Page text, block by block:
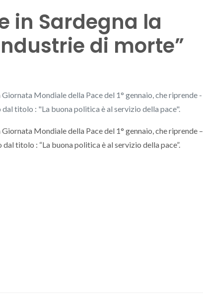
in Sardegna la
di morte”
Mondiale della Pace del 1° gennaio, che riprende -
titolo : "La buona politica è al servizio della pace".
Mondiale della Pace del 1° gennaio, che riprende –
titolo : “La buona politica è al servizio della pace”.